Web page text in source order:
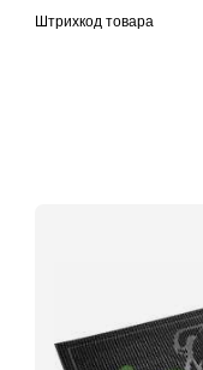
Штрихкод товара